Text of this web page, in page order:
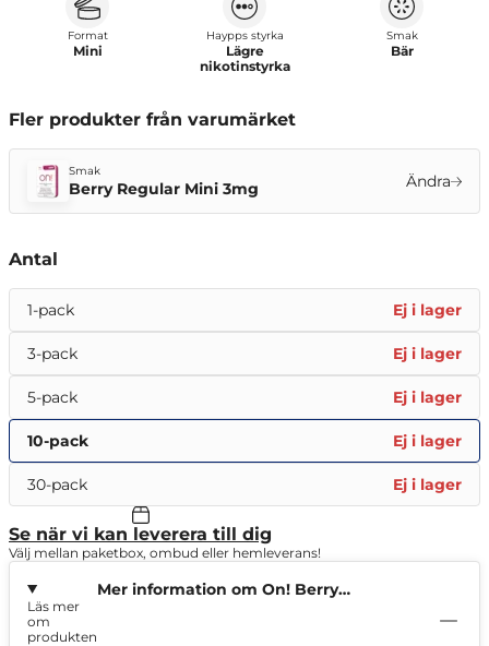
Format
Mini
Haypps styrka
Lägre
nikotinstyrka
Smak
Bär
Fler produkter från varumärket
Smak
Berry Regular Mini 3mg Ändra
Antal
1-pack Ej i lager
3-pack Ej i lager
5-pack Ej i lager
10-pack Ej i lager
30-pack Ej i lager
Se när vi kan leverera till dig
Välj mellan paketbox, ombud eller hemleverans!
Mer information om On! Berry
Läs mer
om
produkten